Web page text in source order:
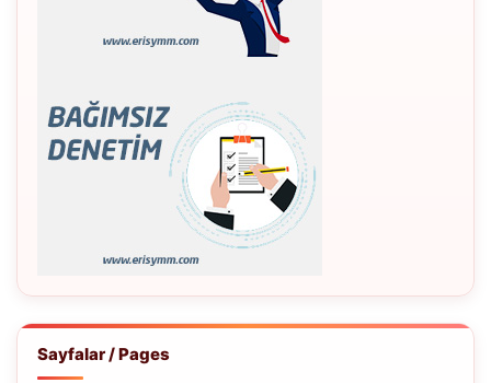
Sayfalar / Pages